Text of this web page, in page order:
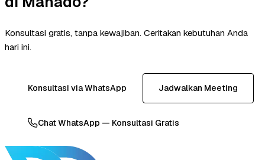
Konsultasi gratis, tanpa kewajiban. Ceritakan kebutuhan Anda
hari ini.
Konsultasi via WhatsApp Jadwalkan Meeting
Chat WhatsApp — Konsultasi Gratis